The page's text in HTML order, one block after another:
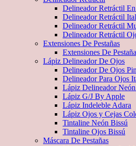
Delineador Retráctil
Delineador Retráctil
Delineador Retráctil
Delineador Retráctil
Extensiones De Pestañas
Extensiones De
Lápiz Delineador De Ojos
Delineador De Ojos
Delineador Para Ojos
Lápiz Delineador Neón
Lápiz G/J By Apple
Lápiz Indeleble Adara
Lápiz Ojos y Cejas
Tintaline Neón Bissú
Tintaline Ojos Bissú
Máscara De Pestañas